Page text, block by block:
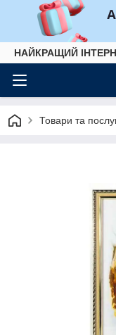
НАЙКРАЩИЙ
Товари та